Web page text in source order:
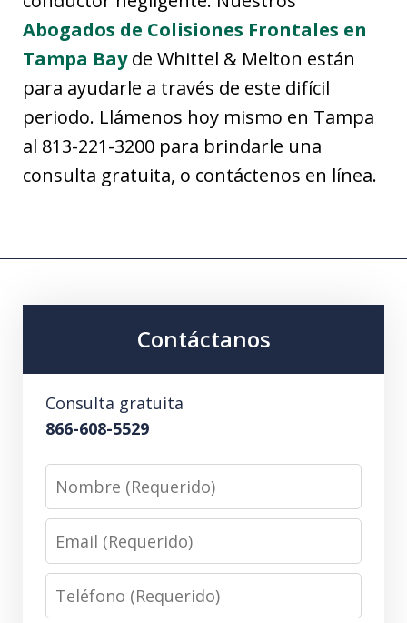
Abogados de Colisiones Frontales en
Tampa Bayde Whittel & Melton están
para ayudarle a través de este difícil
periodo. Llámenos hoy mismo en Tampa
al 813-221-3200 para brindarle una
consulta gratuita, o contáctenos en línea.
Contáctanos
Consulta gratuita
866-608-5529
Nombre
(Requerido)
Email
(Requerido)
Teléfono
(Requerido)